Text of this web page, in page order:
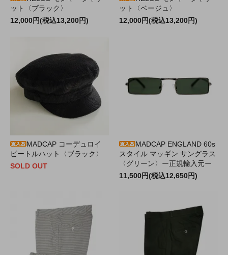
ット〈ブラック〉
12,000円(税込13,200円)
ット〈ベージュ〉
12,000円(税込13,200円)
MADCAP コーデュロイ
ビートルハット〈ブラック〉
SOLD OUT
MADCAP ENGLAND 60s
スタイル マッギン サングラス
〈グリーン〉ー正規輸入元ー
11,500円(税込12,650円)